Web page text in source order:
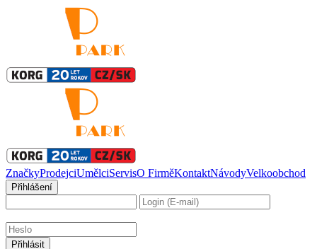
ZnačkyProdejciUmělciServisO FirměKontaktNávodyVelkoobchod
Přihlášení